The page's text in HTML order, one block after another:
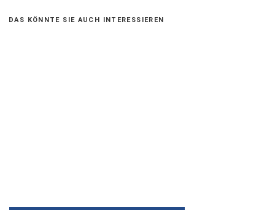
DAS KÖNNTE SIE AUCH INTERESSIEREN